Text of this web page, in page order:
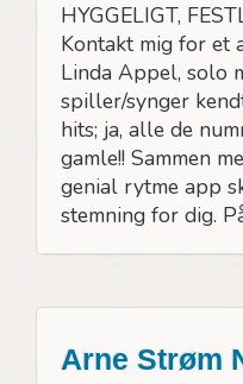
HYGGELIGT,
Kontakt mig for et
Linda Appel, solo
spiller/synger
hits; ja, alle de
gamle!! Sammen
genial rytme app
stemning for dig.
Arne Strøm